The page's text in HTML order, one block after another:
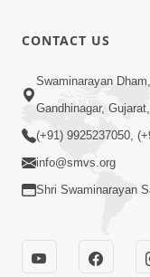
CONTACT US
Swaminarayan
Gandhinagar,
(+91) 9925237050,
info@smvs.org
Shri Swaminarayan